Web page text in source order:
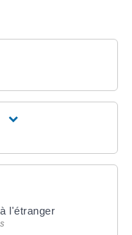
l'étranger